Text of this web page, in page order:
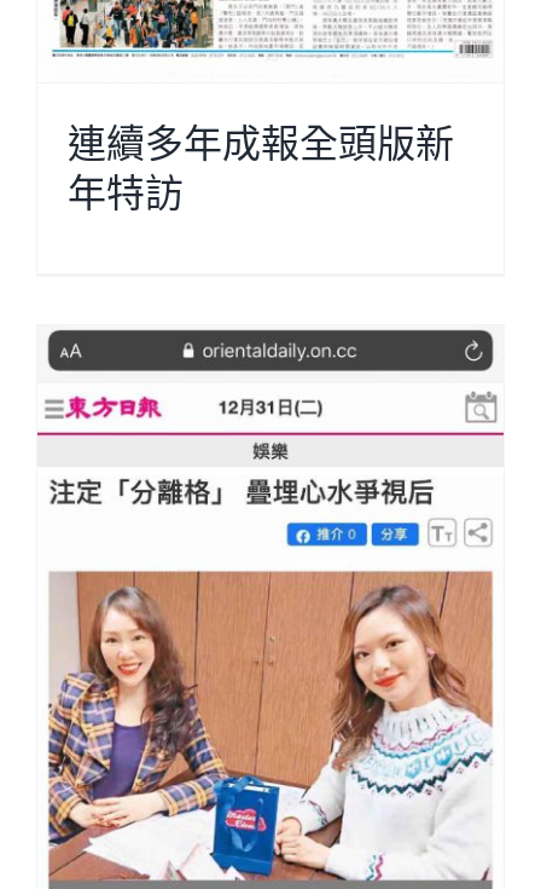
連續多年成報全頭版新
年特訪